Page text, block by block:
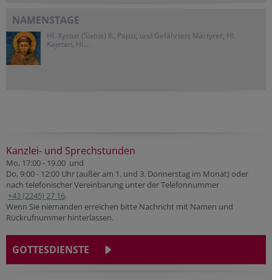
NAMENSTAGE
Hl. Xystus (Sixtus) II., Papst, und Gefährten; Märtyrer, Hl.
Kajetan, Hl....
Kanzlei- und Sprechstunden
Mo, 17:00 - 19.00 und
Do, 9:00 - 12:00 Uhr (außer am 1. und 3. Donnerstag im Monat) oder
nach telefonischer Vereinbarung unter der Telefonnummer
+43 (2245) 27 16.
Wenn Sie niemanden erreichen bitte Nachricht mit Namen und
Rückrufnummer hinterlassen.
GOTTESDIENSTE